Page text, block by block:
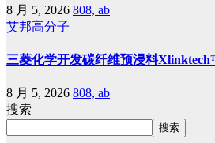
8 月 5, 2026 808, ab
艾邦高分子
三菱化学开发碳纤维预浸料
8 月 5, 2026 808, ab
搜索
搜索